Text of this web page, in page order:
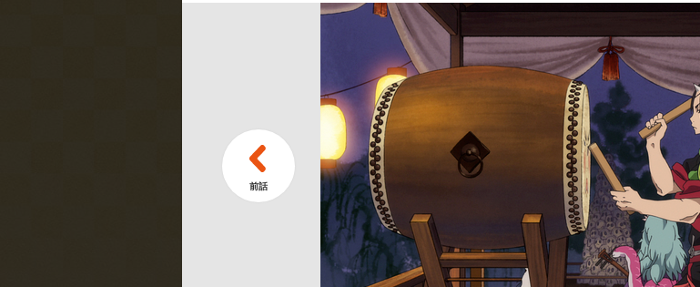
酒と女でダメになる究極の例／溢れ返ってきたヨッパ
第11話
一寸だった法師／お山の泥沼姉妹
キャスト ／ スタッフ